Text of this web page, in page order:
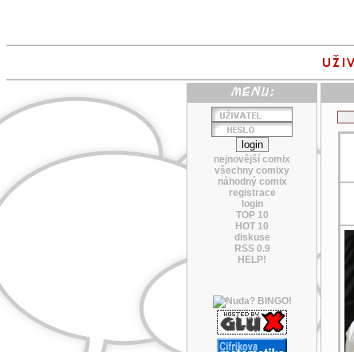
nejnovější comix
všechny comixy
náhodný comix
registrace
login
TOP 10
HOT 10
diskuse
RSS 0.9
HELP!